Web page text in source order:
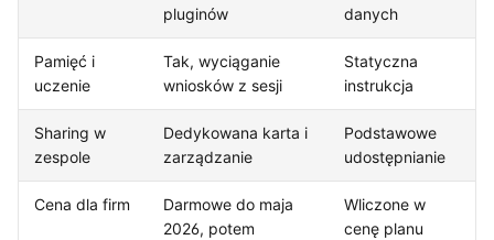
pluginów
danych
Pamięć i
uczenie
Tak, wyciąganie
wniosków z sesji
Statyczna
instrukcja
Sharing w
zespole
Dedykowana karta i
zarządzanie
Podstawowe
udostępnianie
Cena dla firm
Darmowe do maja
2026, potem
Wliczone w
cenę planu